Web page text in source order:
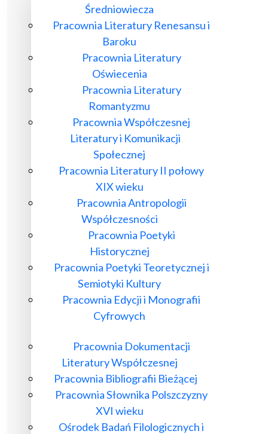
Średniowiecza
Pracownia Literatury Renesansu i
Baroku
Pracownia Literatury
Oświecenia
Pracownia Literatury
Romantyzmu
Pracownia Współczesnej
Literatury i Komunikacji
Społecznej
Pracownia Literatury II połowy
XIX wieku
Pracownia Antropologii
Współczesności
Pracownia Poetyki
Historycznej
Pracownia Poetyki Teoretycznej i
Semiotyki Kultury
Pracownia Edycji i Monografii
Cyfrowych
Pracownia Dokumentacji
Literatury Współczesnej
Pracownia Bibliografii Bieżącej
Pracownia Słownika Polszczyzny
XVI wieku
Ośrodek Badań Filologicznych i